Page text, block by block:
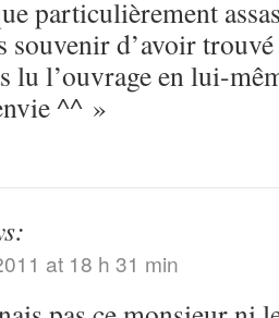
particulièrement
souvenir d’avoir
lu l’ouvrage en lui-
^^ »
at 18 h 31 min